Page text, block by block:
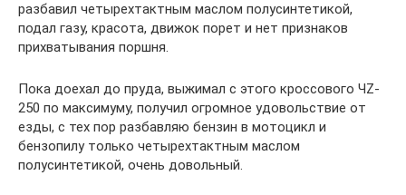
разбавил четырехтактным маслом полусинтетикой,
подал газу, красота, движок порет и нет признаков
прихватывания поршня.
Пока доехал до пруда, выжимал с этого кроссового ЧZ-
250 по максимуму, получил огромное удовольствие от
езды, с тех пор разбавляю бензин в мотоцикл и
бензопилу только четырехтактным маслом
полусинтетикой, очень довольный.